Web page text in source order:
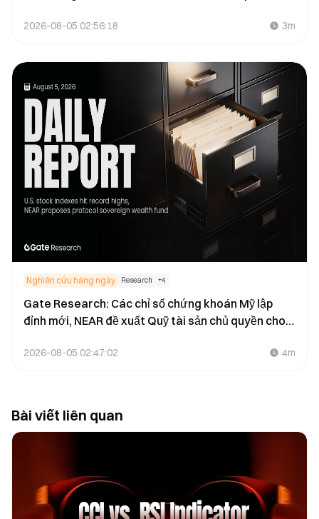
2026-08-05 02:56:18 3m
Nghiên cứu hàng ngày Research +4
Gate Research: Các chỉ số chứng khoán Mỹ lập
đỉnh mới, NEAR đề xuất Quỹ tài sản chủ quyền cho
2026-08-05 02:47:02 4m
Bài viết liên quan